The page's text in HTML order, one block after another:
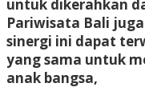
untuk dikerahkan
Pariwisata Bali
sinergi ini dapat
yang sama untuk
anak bangsa,